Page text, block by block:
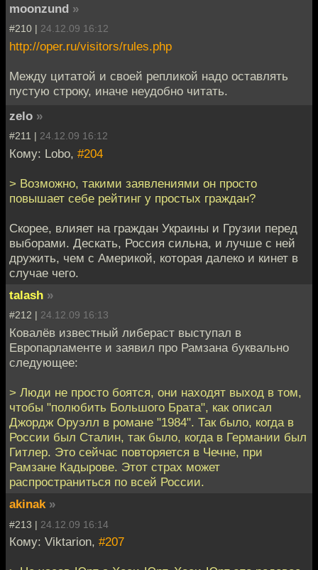
moonzund »
#210 | 24.12.09 16:12
http://oper.ru/visitors/rules.php
Между цитатой и своей репликой надо оставлять
пустую строку, иначе неудобно читать.
zelo »
#211 | 24.12.09 16:12
Кому: Lobo, #204
> Возможно, такими заявлениями он просто
повышает себе рейтинг у простых граждан?
Cкорее, влияет на граждан Украины и Грузии перед
выборами. Дескать, Россия сильна, и лучше с ней
дружить, чем с Америкой, которая далеко и кинет в
случае чего.
talash »
#212 | 24.12.09 16:13
Ковалёв известный либераст выступал в
Европарламенте и заявил про Рамзана буквально
следующее:
> Люди не просто боятся, они находят выход в том,
чтобы "полюбить Большого Брата", как описал
Джордж Оруэлл в романе "1984". Так было, когда в
России был Сталин, так было, когда в Германии был
Гитлер. Это сейчас повторяется в Чечне, при
Рамзане Кадырове. Этот страх может
распространиться по всей России.
akinak »
#213 | 24.12.09 16:14
Кому: Viktarion, #207